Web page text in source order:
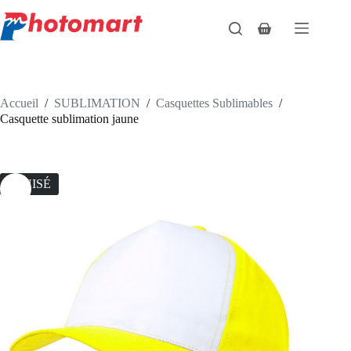
au
contenu
Panier
Accueil / SUBLIMATION / Casquettes Sublimables /
Casquette sublimation jaune
ÉPUISÉ